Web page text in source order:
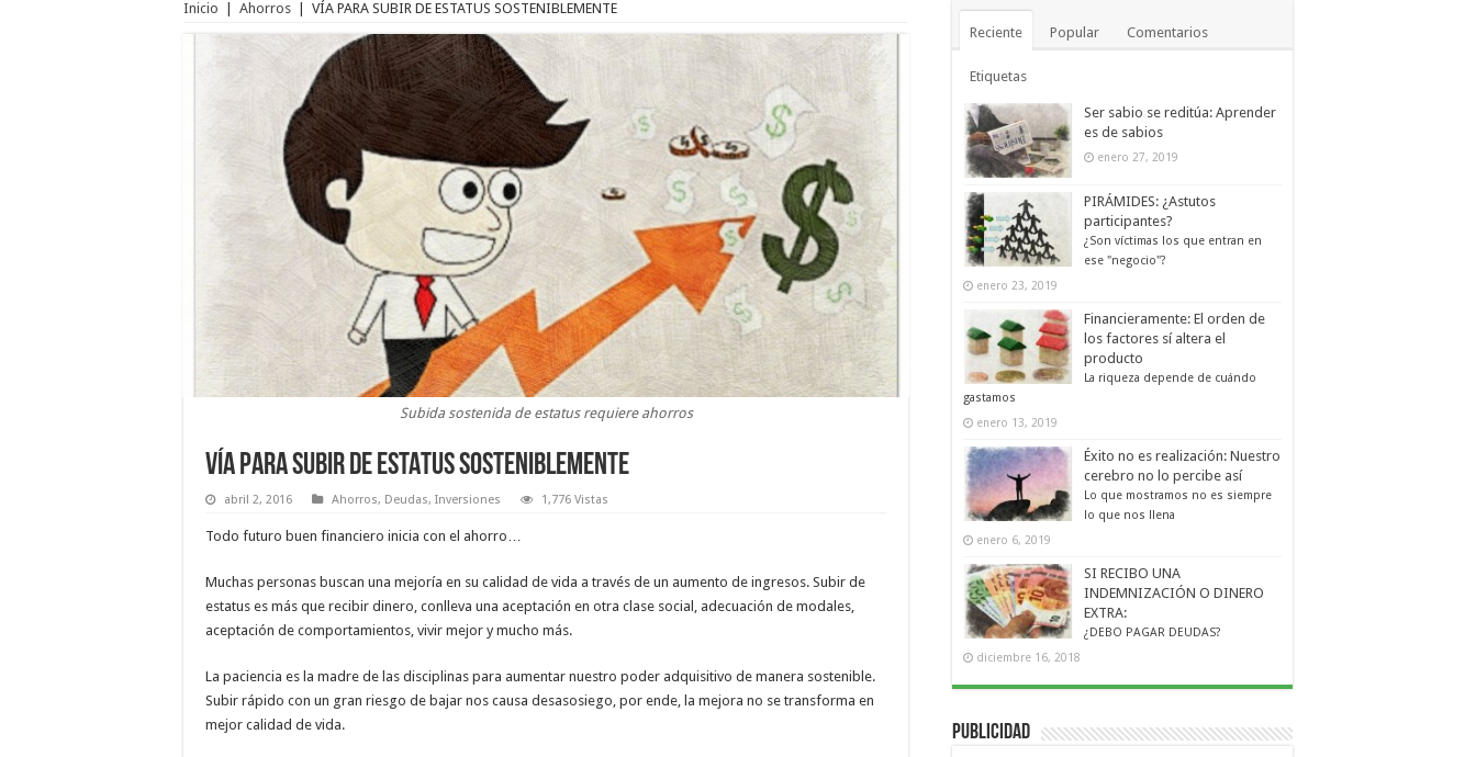
Inicio Ahorros VÍA PARA SUBIR DE ESTATUS SOSTENIBLEMENTE
Subida sostenida de estatus requiere ahorros
VÍA PARA SUBIR DE ESTATUS SOSTENIBLEMENTE
abril 2, 2016 Ahorros, Deudas, Inversiones 1,776 Vistas
Todo futuro buen financiero inicia con el ahorro…
Muchas personas buscan una mejoría en su calidad de vida a través de un aumento de ingresos. Subir de
estatus es más que recibir dinero, conlleva una aceptación en otra clase social, adecuación de modales,
aceptación de comportamientos, vivir mejor y mucho más.
La paciencia es la madre de las disciplinas para aumentar nuestro poder adquisitivo de manera sostenible.
Subir rápido con un gran riesgo de bajar nos causa desasosiego, por ende, la mejora no se transforma en
mejor calidad de vida.
Reciente Popular Comentarios
Etiquetas
Ser sabio se reditúa: Aprender
es de sabios
enero 27, 2019
PIRÁMIDES: ¿Astutos
participantes?
¿Son víctimas los que entran en
ese "negocio"?
enero 23, 2019
Financieramente: El orden de
los factores sí altera el
producto
La riqueza depende de cuándo
gastamos
enero 13, 2019
Éxito no es realización: Nuestro
cerebro no lo percibe así
Lo que mostramos no es siempre
lo que nos llena
enero 6, 2019
SI RECIBO UNA
INDEMNIZACIÓN O DINERO
EXTRA:
¿DEBO PAGAR DEUDAS?
diciembre 16, 2018
Publicidad